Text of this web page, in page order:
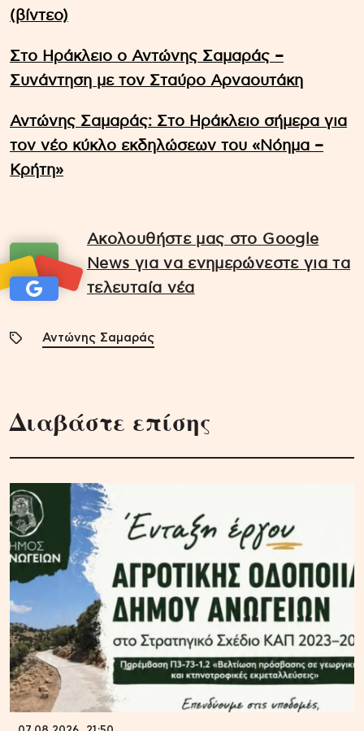
(βίντεο)
Στο Ηράκλειο ο Αντώνης Σαμαράς –
Συνάντηση με τον Σταύρο Αρναουτάκη
Αντώνης Σαμαράς: Στο Ηράκλειο σήμερα για
τον νέο κύκλο εκδηλώσεων του «Νόημα –
Κρήτη»
Ακολουθήστε μας στο Google
News για να ενημερώνεστε για τα
τελευταία νέα
Αντώνης Σαμαράς
Διαβάστε επίσης